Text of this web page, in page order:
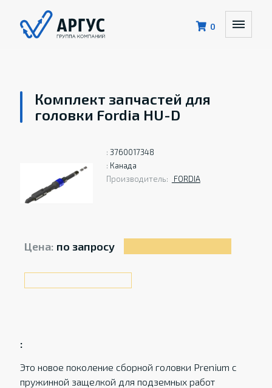
0
Комплект запчастей для
головки Fordia HU-D
: 3760017348
: Канада
Производитель:
FORDIA
Цена: по запросу
:
Это новое поколение сборной головки Prenium с
пружинной защелкой для подземных работ